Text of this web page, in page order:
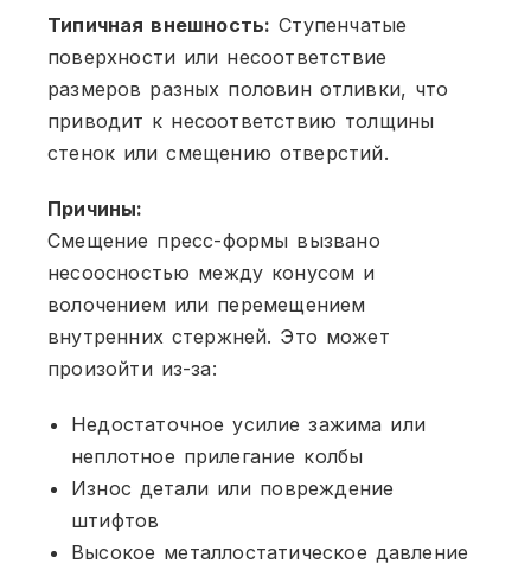
Типичная внешность: Ступенчатые
поверхности или несоответствие
размеров разных половин отливки, что
приводит к несоответствию толщины
стенок или смещению отверстий.
Причины:
Смещение пресс-формы вызвано
несоосностью между конусом и
волочением или перемещением
внутренних стержней. Это может
произойти из-за:
Недостаточное усилие зажима или
неплотное прилегание колбы
Износ детали или повреждение
штифтов
Высокое металлостатическое давление